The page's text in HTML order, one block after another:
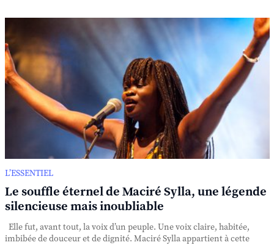
L’ESSENTIEL
Le souffle éternel de Maciré Sylla, une légende
silencieuse mais inoubliable
Elle fut, avant tout, la voix d’un peuple. Une voix claire, habitée,
imbibée de douceur et de dignité. Maciré Sylla appartient à cette